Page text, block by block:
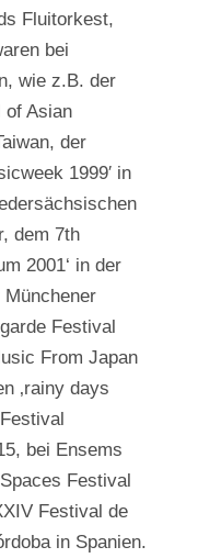
Fluitorkest,
bei
wie z.B. der
of Asian
der
1999′ in
dem 7th
2001‘ in der
Festival
From Japan
‚rainy days
bei Ensems
Festival
Festival de
in Spanien.